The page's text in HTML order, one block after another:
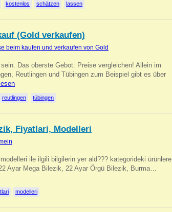
kostenlos schätzen lassen
(Gold verkaufen)
beim kaufen und verkaufen von Gold
Das oberste Gebot: Preise vergleichen! Allein im
Reutlingen und Tübingen zum Beispiel gibt es über
reutlingen tübingen
Fiyatlari, Modelleri
ile ilgili bilgilerin yer ald??? kategorideki ürünlere
Ayar Mega Bilezik, 22 Ayar Örgü Bilezik, Burma…
modelleri